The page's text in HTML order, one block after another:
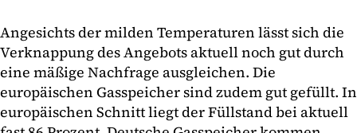
Angesichts der milden Temperaturen lässt sich die
Verknappung des Angebots aktuell noch gut durch
eine mäßige Nachfrage ausgleichen. Die
europäischen Gasspeicher sind zudem gut gefüllt. In
europäischen Schnitt liegt der Füllstand bei aktuell